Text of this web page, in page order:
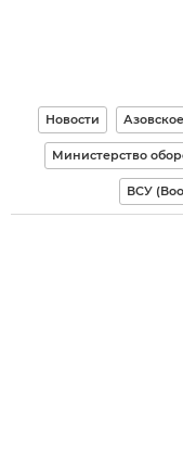
Новости
Министерство
ВСУ